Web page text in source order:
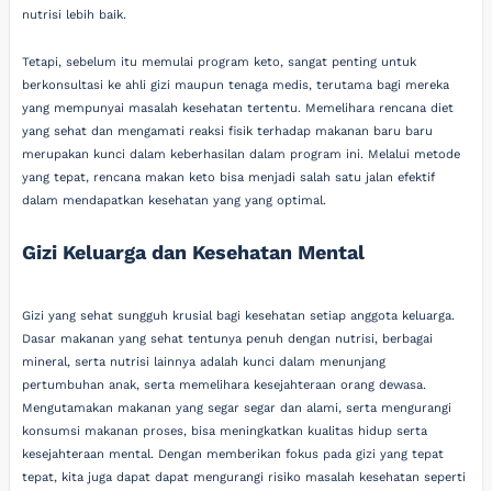
nutrisi lebih baik.
Tetapi, sebelum itu memulai program keto, sangat penting untuk
berkonsultasi ke ahli gizi maupun tenaga medis, terutama bagi mereka
yang mempunyai masalah kesehatan tertentu. Memelihara rencana diet
yang sehat dan mengamati reaksi fisik terhadap makanan baru baru
merupakan kunci dalam keberhasilan dalam program ini. Melalui metode
yang tepat, rencana makan keto bisa menjadi salah satu jalan efektif
dalam mendapatkan kesehatan yang yang optimal.
Gizi Keluarga dan Kesehatan Mental
Gizi yang sehat sungguh krusial bagi kesehatan setiap anggota keluarga.
Dasar makanan yang sehat tentunya penuh dengan nutrisi, berbagai
mineral, serta nutrisi lainnya adalah kunci dalam menunjang
pertumbuhan anak, serta memelihara kesejahteraan orang dewasa.
Mengutamakan makanan yang segar segar dan alami, serta mengurangi
konsumsi makanan proses, bisa meningkatkan kualitas hidup serta
kesejahteraan mental. Dengan memberikan fokus pada gizi yang tepat
tepat, kita juga dapat dapat mengurangi risiko masalah kesehatan seperti